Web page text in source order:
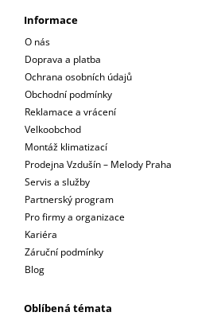
Informace
O nás
Doprava a platba
Ochrana osobních údajů
Obchodní podmínky
Reklamace a vrácení
Velkoobchod
Montáž klimatizací
Prodejna Vzdušín – Melody Praha
Servis a služby
Partnerský program
Pro firmy a organizace
Kariéra
Záruční podmínky
Blog
Oblíbená témata